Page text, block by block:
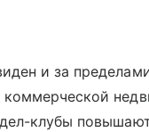
и за
коммерческой
клубы